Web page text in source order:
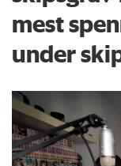
mest
under